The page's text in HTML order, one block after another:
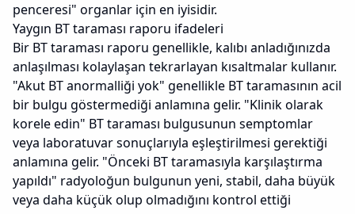
penceresi" organlar için en iyisidir.
Yaygın BT taraması raporu ifadeleri
Bir BT taraması raporu genellikle, kalıbı anladığınızda
anlaşılması kolaylaşan tekrarlayan kısaltmalar kullanır.
"Akut BT anormalliği yok" genellikle BT taramasının acil
bir bulgu göstermediği anlamına gelir. "Klinik olarak
korele edin" BT taraması bulgusunun semptomlar
veya laboratuvar sonuçlarıyla eşleştirilmesi gerektiği
anlamına gelir. "Önceki BT taramasıyla karşılaştırma
yapıldı" radyoloğun bulgunun yeni, stabil, daha büyük
veya daha küçük olup olmadığını kontrol ettiği